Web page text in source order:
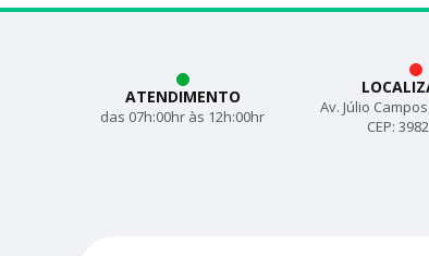
Av. Júlio
CEP:
ATENDIMENTO
das 07h:00hr às 12h:00hr